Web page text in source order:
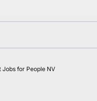
for People NV